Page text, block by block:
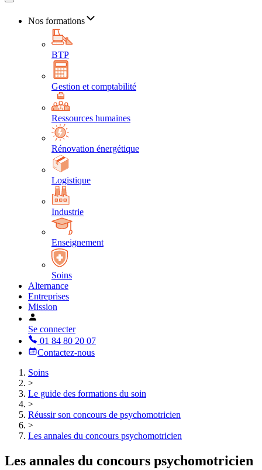
Nos formations
BTP
Gestion et comptabilité
Ressources humaines
Rénovation énergétique
Logistique
Industrie
Enseignement
Soins
Alternance
Entreprises
Mission
Se connecter
01 84 80 20 07
Contactez-nous
Soins
>
Le guide des formations du soin
>
Réussir son concours de psychomotricien
>
Les annales du concours psychomotricien
Les annales du concours psychomotricien